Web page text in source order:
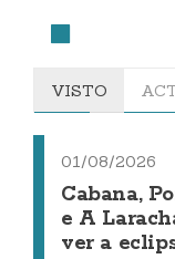
VISTO
01/08/2026
Cabana,
e A
ver a